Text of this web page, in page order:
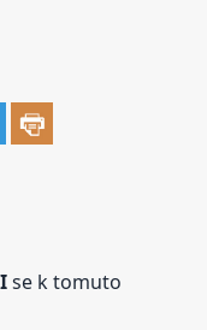
se k tomuto